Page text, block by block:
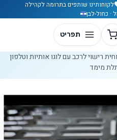
לקוחותינו שותפים בתרומה לקהילה
· כחול-לבן
רישוי לרכב עם לוגו אותיות וטלפון
מימד